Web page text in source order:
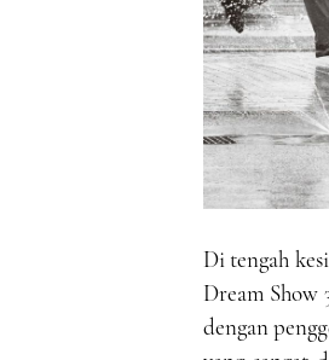
Di tengah
Dream Show
dengan